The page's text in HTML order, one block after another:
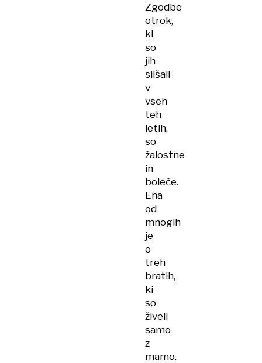
Zgodbe
otrok,
ki
so
jih
slišali
v
vseh
teh
letih,
so
žalostne
in
boleče.
Ena
od
mnogih
je
o
treh
bratih,
ki
so
živeli
samo
z
mamo.